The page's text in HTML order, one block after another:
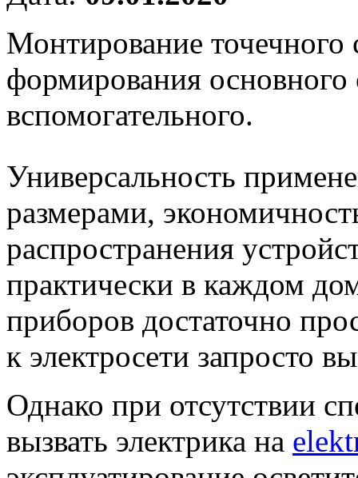
Монтирование точечного
формирования
вспомогательного.
Универсальность
размерами,
распространения
практически в каждом
приборов достаточно
к электросети запросто
Однако при отсутствии
вызвать электрика на